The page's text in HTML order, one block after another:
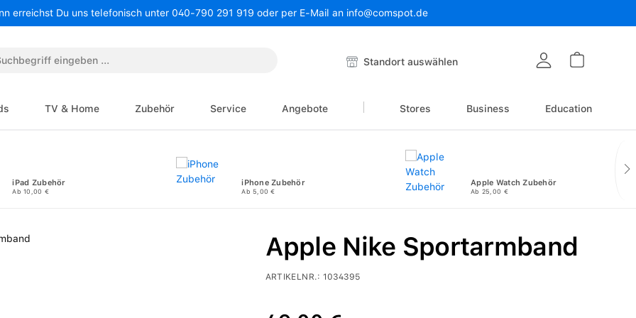
erreichst Du uns telefonisch unter 040-790 291 919 oder per E-Mail an info@comspot.de
Standort auswählen
TV & Home Zubehör Service Angebote Stores Business Education
iPad Zubehör
Ab 10,00 €
iPhone Zubehör
Ab 5,00 €
Apple Watch Zubehör
Ab 25,00 €
Apple Nike Sportarmband
ARTIKELNR.: 1034395
Regulärer Preis: